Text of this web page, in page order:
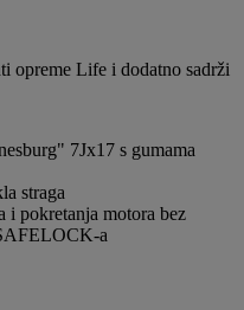
opreme Life i dodatno sadrži
7Jx17 s gumama
straga
i pokretanja motora bez
a